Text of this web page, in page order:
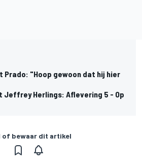
Prado: "Hoop gewoon dat hij hier
Jeffrey Herlings: Aflevering 5 - Op
of bewaar dit artikel